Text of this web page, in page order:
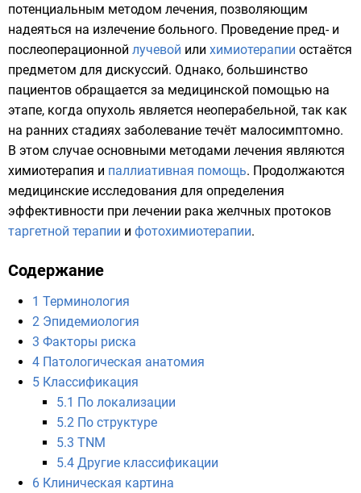
потенциальным методом лечения, позволяющим
надеяться на излечение больного. Проведение пред-и
послеоперационной лучевой или химиотерапии остаётся
предметом для дискуссий. Однако, большинство
пациентов обращается за медицинской помощью на
этапе, когда опухоль является неоперабельной, так как
на ранних стадиях заболевание течёт малосимптомно.
В этом случае основными методами лечения являются
химиотерапия и паллиативная помощь. Продолжаются
медицинские исследования для определения
эффективности при лечении рака желчных протоков
таргетной терапии и фотохимиотерапии.
Содержание
1 Терминология
2 Эпидемиология
3 Факторы риска
4 Патологическая анатомия
5 Классификация
5.1 По локализации
5.2 По структуре
5.3 TNM
5.4 Другие классификации
6 Клиническая картина